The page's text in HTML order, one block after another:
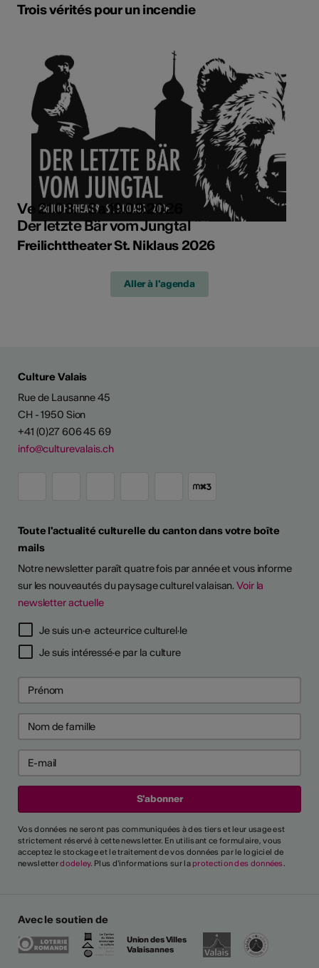
Trois vérités pour un incendie
Ve 21.08. - Sa 19.09.2026
Der letzte Bär vom Jungtal
Freilichttheater St. Niklaus 2026
Aller à l'agenda
Culture Valais
Rue de Lausanne 45
CH - 1950 Sion
+41 (0)27 606 45 69
info@culturevalais.ch
Toute l'actualité culturelle du canton dans votre boîte
mails
Notre newsletter paraît quatre fois par année et vous informe
sur les nouveautés du paysage culturel valaisan.Voir la
newsletter actuelle
Je suis un·e acteur·rice culturel·le
Je suis intéressé·e par la culture
Vos données ne seront pas communiquées à des tiers et leur usage est
strictement réservé à cette newsletter. En utilisant ce formulaire, vous
acceptez le stockage et le traitement de vos données par le logiciel de
newsletterdodeley. Plus d'informations sur la protection des données.
Avec le soutien de
Union des Villes
Valaisannes